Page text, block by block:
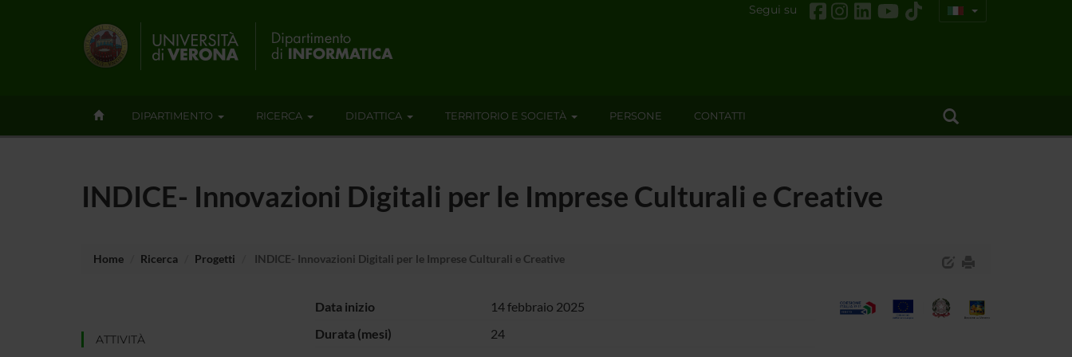
Segui su
DIPARTIMENTO RICERCA DIDATTICA TERRITORIO E SOCIETÀ PERSONE CONTATTI
INDICE- Innovazioni Digitali per le Imprese Culturali e Creative
Home Ricerca Progetti INDICE- Innovazioni Digitali per le Imprese Culturali e Creative
ATTIVITÀ
Data inizio
14 febbraio 2025
Durata (mesi)
24